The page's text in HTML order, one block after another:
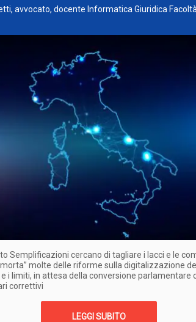
avvocato, docente Informatica Giuridica
Semplificazioni cercano di tagliare i lacci e le
molte delle riforme sulla digitalizzazione
i limiti, in attesa della conversione parlamentare
correttivi
LEGGI SUBITO